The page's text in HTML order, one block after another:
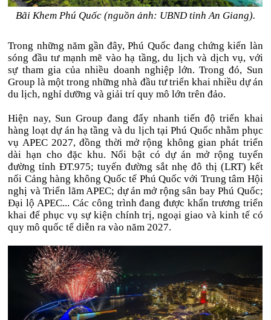
Bãi Khem Phú Quốc (nguồn ảnh: UBND tỉnh An Giang).
Trong những năm gần đây, Phú Quốc đang chứng kiến làn
sóng đầu tư mạnh mẽ vào hạ tầng, du lịch và dịch vụ, với
sự tham gia của nhiều doanh nghiệp lớn. Trong đó, Sun
Group là một trong những nhà đầu tư triển khai nhiều dự án
du lịch, nghỉ dưỡng và giải trí quy mô lớn trên đảo.
Hiện nay, Sun Group đang đẩy nhanh tiến độ triển khai
hàng loạt dự án hạ tầng và du lịch tại Phú Quốc nhằm phục
vụ APEC 2027, đồng thời mở rộng không gian phát triển
dài hạn cho đặc khu. Nổi bật có dự án mở rộng tuyến
đường tỉnh ĐT.975; tuyến đường sắt nhẹ đô thị (LRT) kết
nối Cảng hàng không Quốc tế Phú Quốc với Trung tâm Hội
nghị và Triển lãm APEC; dự án mở rộng sân bay Phú Quốc;
Đại lộ APEC... Các công trình đang được khẩn trương triển
khai để phục vụ sự kiện chính trị, ngoại giao và kinh tế có
quy mô quốc tế diễn ra vào năm 2027.